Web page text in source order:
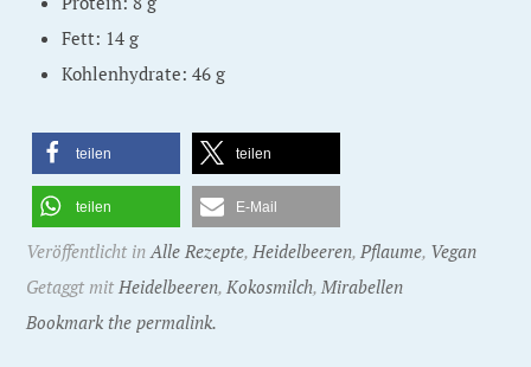
Fett: 14 g
Kohlenhydrate: 46 g
teilen teilen
teilen E-Mail
Veröffentlicht inAlle Rezepte,Heidelbeeren,Pflaume, Vegan
Getaggt mitHeidelbeeren,Kokosmilch,Mirabellen
Bookmark the permalink.